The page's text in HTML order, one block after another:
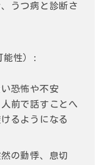
うつ病と診断さ
能性）:
恐怖や不安
前で話すことへ
るようになる
の動悸、息切